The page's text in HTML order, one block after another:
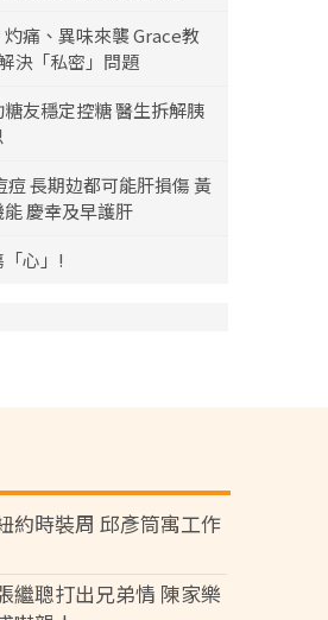
痛、異味來襲 Grace教
決「私密」問題
友穩定控糖 醫生拆解胰
痘 長期攰都可能肝損傷 黃
慶幸及早護肝
心」!
約時裝周 邱彥筒寓工作
繼聰打出兄弟情 陳家樂